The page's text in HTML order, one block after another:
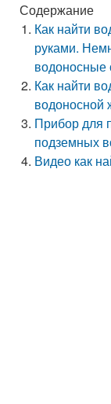
Содержание
Как найти
руками.
водоносные
Как найти
водоносной
Прибор для
подземных
Видео как